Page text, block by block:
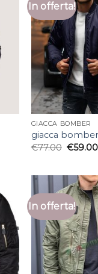
In offerta!
GIACCA BOMBER
giacca bomber
€77.00 €59.00
In offerta!